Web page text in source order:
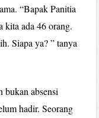
“Bapak Panitia
kita ada 46 orang.
Siapa ya? ” tanya
bukan absensi
hadir. Seorang